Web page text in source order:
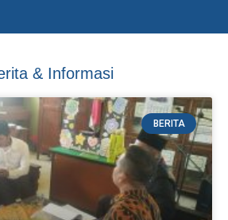
& Informasi
BERITA